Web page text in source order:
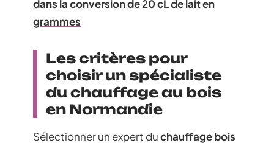
dans la conversion de 20 cL de lait en
grammes
Les critères pour
choisir un spécialiste
du chauffage au bois
en Normandie
Sélectionner un expert duchauffage bois